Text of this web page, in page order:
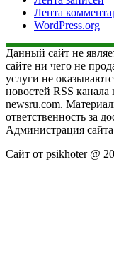
Лента
WordPress.org
Данный сайт не
сайте ни чего не
услуги не
новостей RSS канала
newsru.com.
ответственность за
Администрация сайта
Сайт от psikhoter @